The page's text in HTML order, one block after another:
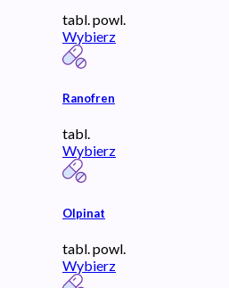
tabl. powl.
Wybierz
Ranofren
tabl.
Wybierz
Olpinat
tabl. powl.
Wybierz